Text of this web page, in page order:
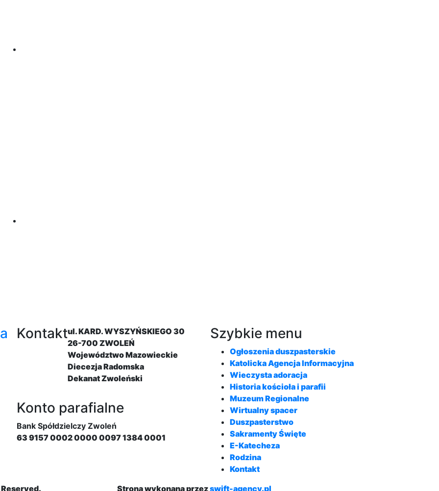
Kontaktul. KARD. WYSZYŃSKIEGO 30
26-700 ZWOLEŃ
Województwo Mazowieckie
Diecezja Radomska
Dekanat Zwoleński
Konto parafialne
Bank Spółdzielczy Zwoleń
63 9157 0002 0000 0097 1384 0001
Szybkie menu
Ogłoszenia duszpasterskie
Katolicka Agencja Informacyjna
Wieczysta adoracja
Historia kościoła i parafii
Muzeum Regionalne
Wirtualny spacer
Duszpasterstwo
Sakramenty Święte
E-Katecheza
Rodzina
Kontakt
Strona wykonana przezswift-agency.pl